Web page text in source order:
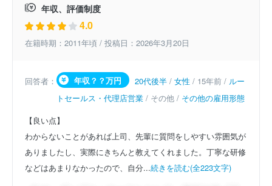
年収、評価制度
4.0
在籍時期：2011年頃 / 投稿日：2026年3月20日
回答者： 年収？？万円 20代後半 /女性 / 15年前 / ルー
トセールス・代理店営業 / その他 / その他の雇用形態
【良い点】
わからないことがあれば上司、先輩に質問をしやすい雰囲気が
ありましたし、実際にきちんと教えてくれました。丁寧な研修
などはあまりなかったので、自分...続きを読む(全223文字)